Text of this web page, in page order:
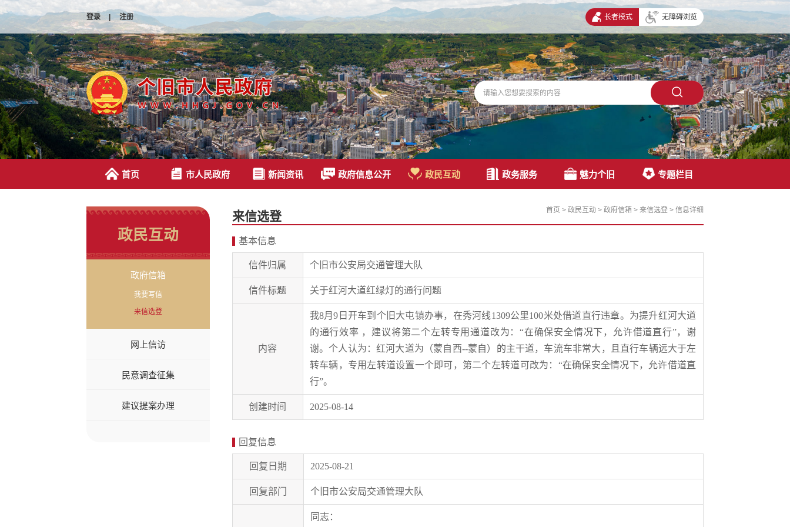
登录 | 注册 长者模式 无障碍浏览
首页 市人民政府 新闻资讯 政府信息公开 政民互动 政务服务 魅力个旧 专题栏目
政民互动
政府信箱
我要写信
来信选登
网上信访
民意调查征集
建议提案办理
来信选登 首页 > 政民互动 > 政府信箱 > 来信选登 > 信息详细
基本信息
信件归属 个旧市公安局交通管理大队
信件标题 关于红河大道红绿灯的通行问题
内容
我8月9日开车到个旧大屯镇办事，在秀河线1309公里100米处借道直行违章。为提升红河大道
的通行效率 ，建议将第二个左转专用通道改为：“在确保安全情况下，允许借道直行”，谢
谢。个人认为：红河大道为（蒙自西--蒙自）的主干道，车流车非常大，且直行车辆远大于左
转车辆，专用左转道设置一个即可，第二个左转道可改为：“在确保安全情况下，允许借道直
行”。
创建时间 2025-08-14
回复信息
回复日期 2025-08-21
回复部门 个旧市公安局交通管理大队
同志：